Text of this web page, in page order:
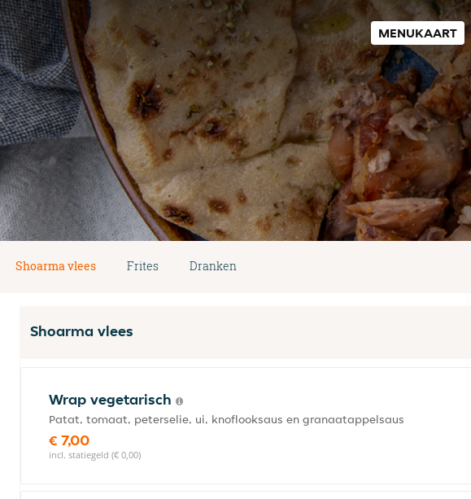
MENUKAART
Shoarma vlees Frites Dranken
Shoarma vlees
Wrap vegetarisch
Patat, tomaat, peterselie, ui, knoflooksaus en granaatappelsaus
€ 7,00
incl. statiegeld (€ 0,00)